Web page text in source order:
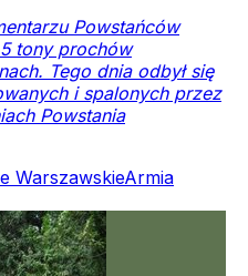
Powstańców
tony prochów
Tego dnia odbył się
i spalonych przez
Powstania
WarszawskieArmia